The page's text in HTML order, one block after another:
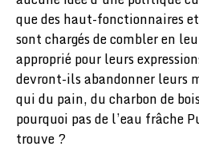
que des haut-fonctionnaires
sont chargés de combler en
approprié pour leurs
devront-ils abandonner leurs
qui du pain, du charbon de
pourquoi pas de l’eau frâche
trouve ?